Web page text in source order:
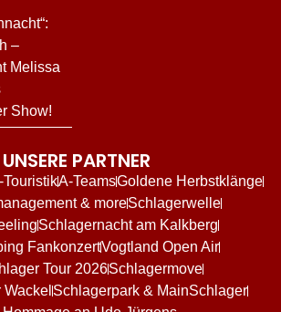
–
Melissa
Show!
UNSERE PARTNER
TouristikA-TeamsGoldene Herbstklänge
& moreSchlagerwelle
Schlagernacht am Kalkberg
FankonzertVogtland Open Air
Tour 2026Schlagermove
Schlagerpark & MainSchlager